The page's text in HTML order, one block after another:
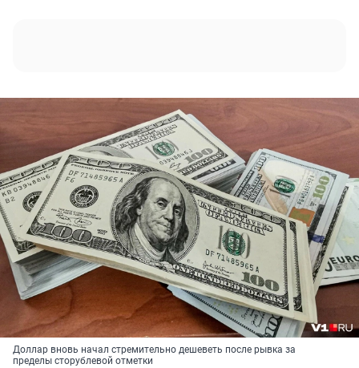
Доллар вновь начал стремительно дешеветь после рывка за
пределы сторублевой отметки